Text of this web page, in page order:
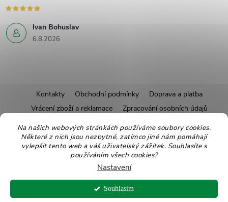
Na našich webových stránkách používáme soubory cookies.
Některé z nich jsou nezbytné, zatímco jiné nám pomáhají
vylepšit tento web a váš uživatelský zážitek. Souhlasíte s
používáním všech cookies?
Nastavení
Souhlasím
Ivan Bohuslav
6.8.2026
á
Kontakty Obchodní podmínky
Doprava a platba
Vrácení zboží a reklamace
Zpracování osobních údajů
Pravidla soutěží
Affiliate program
Recepty
Pro nové dodavatele
Ekologické balení Moje objednávka
Copyright 2026Zdravoslav. Všechna práva vyhrazena.Upravit nastavení
cookies